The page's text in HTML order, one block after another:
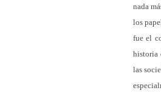
nada
los
fue el
historia
las